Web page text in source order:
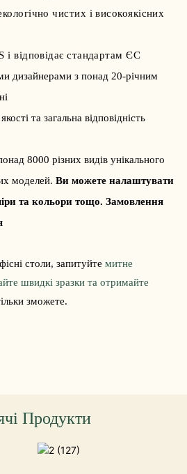
чистих і високоякісних
відповідає стандартам ЄС
дизайнерами з понад 20-річним
та загальна відповідність
8000 різних видів унікального
моделей. Ви можете налаштувати
та кольори тощо. Замовлення
столи, запитуйте митне
швидкі зразки та отримайте
зможете.
Продукти